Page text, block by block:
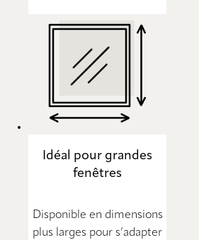
Idéal pour grandes
fenêtres
Disponible en dimensions
plus larges pour s’adapter